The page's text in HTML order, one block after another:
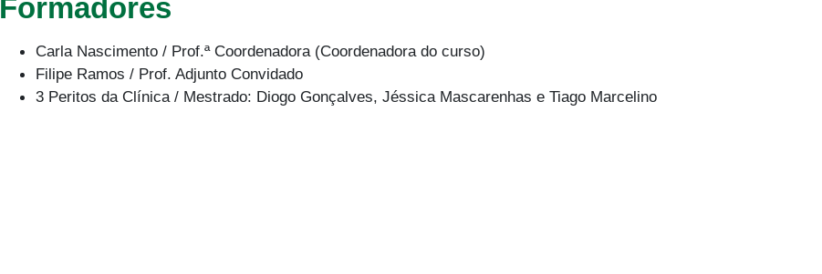
Formadores
Carla Nascimento / Prof.ª Coordenadora (Coordenadora do curso)
Filipe Ramos / Prof. Adjunto Convidado
3 Peritos da Clínica / Mestrado: Diogo Gonçalves, Jéssica Mascarenhas e Tiago Marcelino